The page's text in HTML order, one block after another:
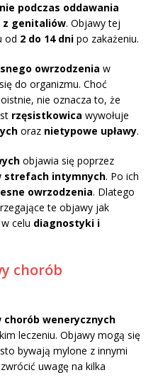
podczas oddawania
z genitaliów. Objawy tej
od 2 do 14 dni po zakażeniu.
owrzodzenia w
do organizmu. Choć
nie oznacza to, że
rzęsistkowica wywołuje
oraz nietypowe upławy.
objawia się poprzez
strefach intymnych. Po ich
owrzodzenia. Dlatego
te objawy jak
celu diagnostyki i
chorób
wenerycznych
leczeniu. Objawy mogą się
bywają mylone z innymi
uwagę na kilka